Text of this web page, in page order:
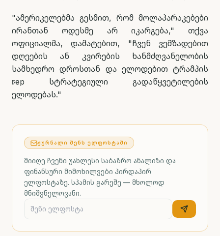
"ამერიკელებმა გესმით, რომ მოლაპარაკებები
ირანთან ოდესმე არ იკარგება," თქვა
ოფიციალმა, დამატებით, "ჩვენ ვემზადებით
დღეების ან კვირების ხანმძღვანელობის
სამხედრო დროსთან და ელოდებით ტრამპის
চер სტრატეგიული გადაწყვეტილების
ელოდებას."
ᲟᲣᲠᲜᲐᲚᲘ ᲨᲔᲜᲡ ᲔᲚᲤᲝᲡᲢᲐᲨᲘ
მიიღე ჩვენი უახლესი საბაზრო ანალიზი და
ფინანსური მიმოხილვები პირდაპირ
ელფოსტაზე. სპამის გარეშე — მხოლოდ
მნიშვნელოვანი.